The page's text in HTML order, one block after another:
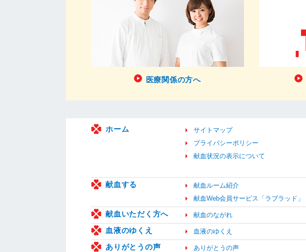
医療関係の方へ
ホーム サイトマップ
プライバシーポリシー
献血状況の表示について
献血する 献血ルーム紹介
献血Web会員サービス「ラブラッド」
献血いただく方へ 献血のながれ
血液のゆくえ 血液のゆくえ
ありがとうの声 ありがとうの声